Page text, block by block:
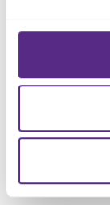
Wir verwenden
zu können und
analysieren.
soziale Medien,
Partner führen
weiteren Daten
Nach dem DFB-
zurückgefahren und
unvergesslichen
ausgiebig gefeiert“,